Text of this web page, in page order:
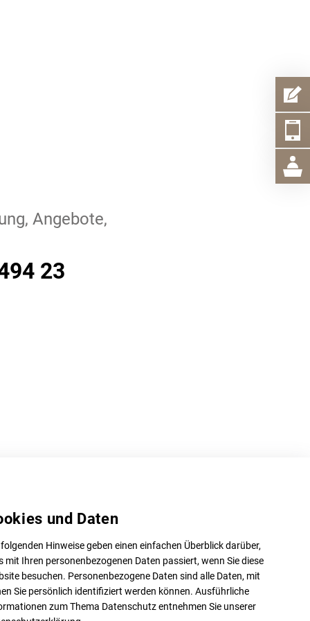
und Daten
folgenden Hinweise geben einen einfachen Überblick darüber,
mit Ihren personenbezogenen Daten passiert, wenn Sie diese
besuchen. Personenbezogene Daten sind alle Daten, mit
Sie persönlich identifiziert werden können. Ausführliche
zum Thema Datenschutz entnehmen Sie unserer
Angebote,
23